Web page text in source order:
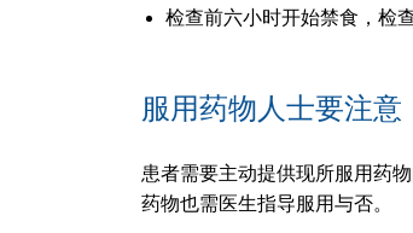
检查前六小时开始禁食，检
服用药物人士要注意
患者需要主动提供现所服用药物
药物也需医生指导服用与否。